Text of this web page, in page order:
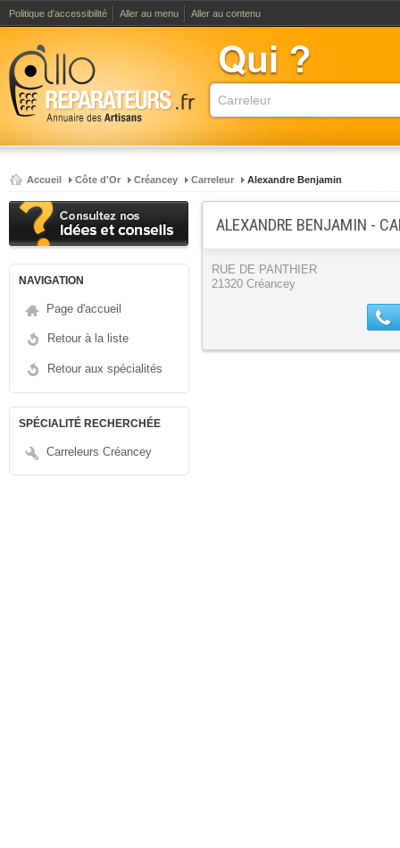
Politique d'accessibilité Aller au menu Aller au contenu
Accueil Côte d'Or Créancey Carreleur Alexandre Benjamin
NAVIGATION
Page d'accueil
Retour à la liste
Retour aux spécialités
SPÉCIALITÉ RECHERCHÉE
Carreleurs Créancey
ALEXANDRE BENJAMIN -
RUE DE PANTHIER
21320 Créancey